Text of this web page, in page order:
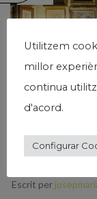
General,
GENER 2024
Escrit per
Utilitzem
millor
continua
d'acord.
Configurar